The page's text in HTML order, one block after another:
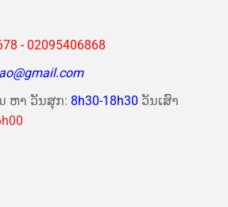
- 02095406868
ຫາ ວັນສຸກ: 8h30-18h30 ວັນເສົາ